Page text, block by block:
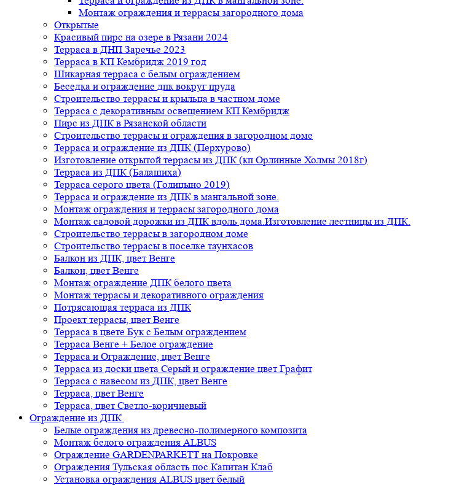
Монтаж ограждения и террасы загородного дома
Открытые
Красивый пирс на озере в Рязани 2024
Терраса в ДНП Заречье 2023
Терраса в КП Кембридж 2019 год
Шикарная терраса с белым ограждением
Беседка и ограждение дпк вокруг пруда
Строительство террасы и крыльца в частном доме
Терраса с декоративным освещением КП Кембридж
Пирс из ДПК в Рязанской области
Строительство террасы и ограждения в загородном доме
Терраса и ограждение из ДПК (Перхурово)
Изготовление открытой террасы из ДПК (кп Орлинные Холмы 2018г)
Терраса из ДПК (Балашиха)
Терраса серого цвета (Голицыно 2019)
Терраса и ограждение из ДПК в мангальной зоне.
Монтаж ограждения и террасы загородного дома
Монтаж садовой дорожки из ДПК вдоль дома.Изготовление лестницы из ДПК.
Строительство террасы в загородном доме
Строительство террасы в поселке таунхасов
Балкон из ДПК, цвет Венге
Балкон, цвет Венге
Монтаж ограждение ДПК белого цвета
Монтаж террасы и декоративного ограждения
Потрясающая терраса из ДПК
Проект террасы, цвет Венге
Терраса в цвете Бук с Белым ограждением
Терраса Венге + Белое ограждение
Терраса и Ограждение, цвет Венге
Терраса из доски цвета Серый и ограждение цвет Графит
Терраса с навесом из ДПК, цвет Венге
Терраса, цвет Венге
Терраса, цвет Светло-коричневый
Ограждение из ДПК
Белые ограждения из древесно-полимерного композита
Монтаж белого ограждения ALBUS
Ограждение GARDENPARKETT на Покровке
Ограждения Тульская область пос.Капитан Клаб
Установка ограждения ALBUS цвет белый